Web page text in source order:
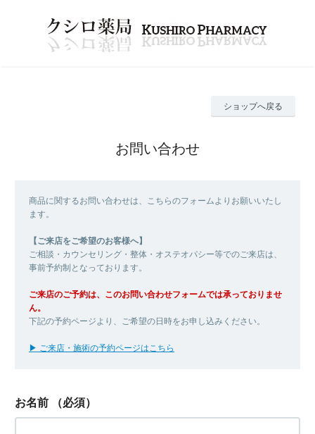
ショップへ戻る
お問い合わせ
商品に関するお問い合わせは、こちらのフォームよりお願いいたし
ます。
【ご来店をご希望のお客様へ】
ご相談・カウンセリング・整体・オステオパシー等でのご来店は、
事前予約制となっております。
ご来店のご予約は、このお問い合わせフォームでは承っておりませ
ん。
下記の予約ページより、ご希望の日時をお申し込みください。
▶ ご来店・施術の予約ページはこちら
お名前 （必須）